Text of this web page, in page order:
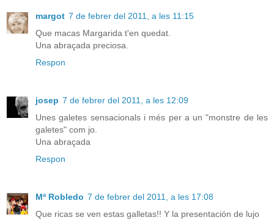
margot 7 de febrer del 2011, a les 11:15
Que macas Margarida t'en quedat.
Una abraçada preciosa.
Respon
josep 7 de febrer del 2011, a les 12:09
Unes galetes sensacionals i més per a un "monstre de les
galetes" com jo.
Una abraçada
Respon
Mª Robledo 7 de febrer del 2011, a les 17:08
Que ricas se ven estas galletas!! Y la presentación de lujo